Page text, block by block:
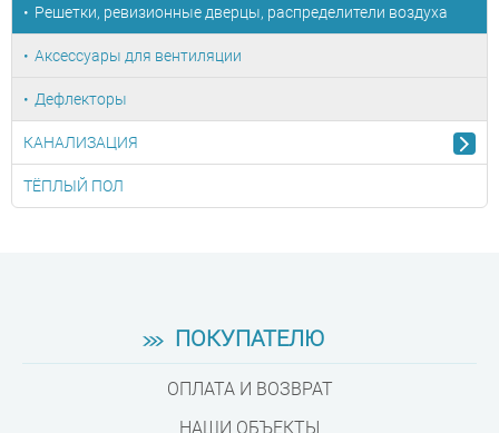
Решетки, ревизионные дверцы, распределители воздуха
Аксессуары для вентиляции
Дефлекторы
КАНАЛИЗАЦИЯ
ТЁПЛЫЙ ПОЛ
ПОКУПАТЕЛЮ
ОПЛАТА И ВОЗВРАТ
НАШИ ОБЪЕКТЫ